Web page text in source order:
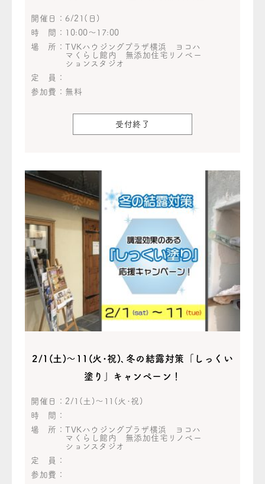
開催日： 6/21(日)
時 間： 10:00～17:00
場 所：TVKハウジングプラザ横浜 ヨコハ
マくらし館内 無添加住宅リノベー
ションスタジオ
定 員：
参加費： 無料
受付終了
2/1(土)～11(火･祝)､冬の結露対策「しっくい
塗り」キャンペーン！
開催日： 2/1(土)～11(火･祝)
時 間：
場 所：TVKハウジングプラザ横浜 ヨコハ
マくらし館内 無添加住宅リノベー
ションスタジオ
定 員：
参加費：